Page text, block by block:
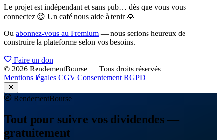
Le projet est indépendant et sans pub… dès que vous vous
connectez 😉 Un café nous aide à tenir 🙏
Ou abonnez-vous au Premium — nous serions heureux de
construire la plateforme selon vos besoins.
Faire un don
© 2026 RendementBourse — Tous droits réservés
Mentions légales CGV Consentement RGPD
RendementBourse
Tout pour suivre vos dividendes —
gratuitement